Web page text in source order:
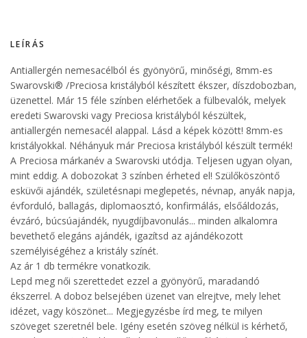
LEÍRÁS
Antiallergén nemesacélból és gyönyörű, minőségi, 8mm-es
Swarovski® /Preciosa kristályból készített ékszer, díszdobozban,
üzenettel. Már 15 féle színben elérhetőek a fülbevalók, melyek
eredeti Swarovski vagy Preciosa kristályból készültek,
antiallergén nemesacél alappal. Lásd a képek között! 8mm-es
kristályokkal. Néhányuk már Preciosa kristályból készült termék!
A Preciosa márkanév a Swarovski utódja. Teljesen ugyan olyan,
mint eddig. A dobozokat 3 színben érheted el! Szülőköszöntő
esküvői ajándék, születésnapi meglepetés, névnap, anyák napja,
évforduló, ballagás, diplomaosztó, konfirmálás, elsőáldozás,
évzáró, búcsúajándék, nyugdíjbavonulás... minden alkalomra
bevethető elegáns ajándék, igazítsd az ajándékozott
személyiségéhez a kristály színét.
Az ár 1 db termékre vonatkozik.
Lepd meg női szerettedet ezzel a gyönyörű, maradandó
ékszerrel. A doboz belsejében üzenet van elrejtve, mely lehet
idézet, vagy köszönet... Megjegyzésbe írd meg, te milyen
szöveget szeretnél bele. Igény esetén szöveg nélkül is kérhető,